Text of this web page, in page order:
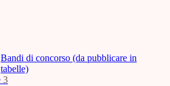
Bandi di concorso (da pubblicare in
tabelle)
3